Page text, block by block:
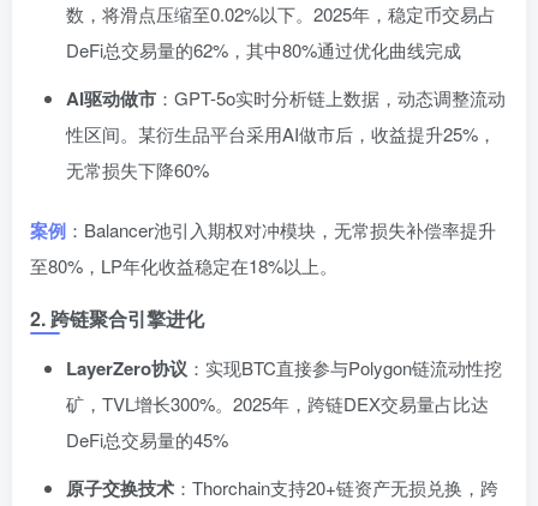
数，将滑点压缩至0.02%以下。2025年，稳定币交易占
DeFi总交易量的62%，其中80%通过优化曲线完成
AI驱动做市 ：GPT-5o实时分析链上数据，动态调整流动
性区间。某衍生品平台采用AI做市后，收益提升25%，
无常损失下降60%
案例 ：Balancer池引入期权对冲模块，无常损失补偿率提升
至80%，LP年化收益稳定在18%以上。
2. 跨链聚合引擎进化
LayerZero协议 ：实现BTC直接参与Polygon链流动性挖
矿，TVL增长300%。2025年，跨链DEX交易量占比达
DeFi总交易量的45%
原子交换技术 ：Thorchain支持20+链资产无损兑换，跨